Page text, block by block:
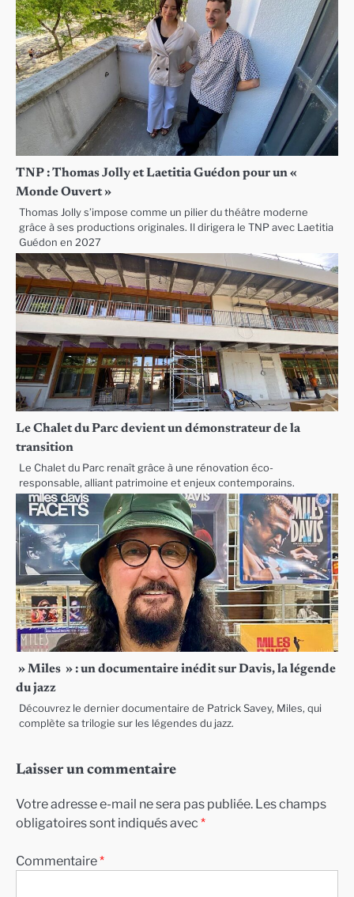
TNP : Thomas Jolly et Laetitia Guédon pour un «
Monde Ouvert »
Thomas Jolly s’impose comme un pilier du théâtre moderne
grâce à ses productions originales. Il dirigera le TNP avec Laetitia
Guédon en 2027
Le Chalet du Parc devient un démonstrateur de la
transition
Le Chalet du Parc renaît grâce à une rénovation éco-
responsable, alliant patrimoine et enjeux contemporains.
» Miles » : un documentaire inédit sur Davis, la légende
du jazz
Découvrez le dernier documentaire de Patrick Savey, Miles, qui
complète sa trilogie sur les légendes du jazz.
Laisser un commentaire
Votre adresse e-mail ne sera pas publiée. Les champs
obligatoires sont indiqués avec *
Commentaire*